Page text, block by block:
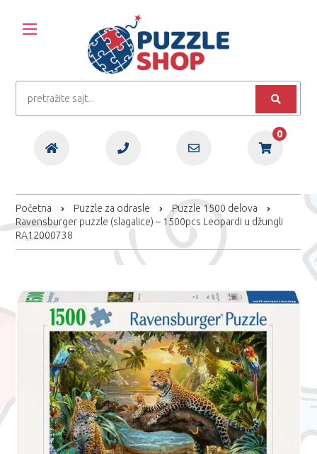
0
Početna Puzzle za odrasle
Puzzle 1500 delova
Ravensburger puzzle (slagalice) – 1500pcs Leopardi u džungli
RA12000738